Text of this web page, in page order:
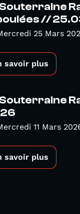
//
25 Mars
savoir plus
11 Mars
savoir plus